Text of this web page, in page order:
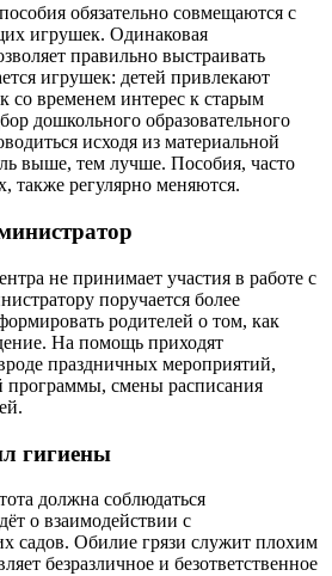
обязательно совмещаются с
игрушек. Одинаковая
правильно выстраивать
игрушек: детей привлекают
со временем интерес к старым
дошкольного образовательного
исходя из материальной
выше, тем лучше. Пособия, часто
также регулярно меняются.
не принимает участия в работе с
поручается более
родителей о том, как
На помощь приходят
праздничных мероприятий,
смены расписания
гигиены
должна соблюдаться
о взаимодействии с
садов. Обилие грязи служит плохим
безразличное и безответственное